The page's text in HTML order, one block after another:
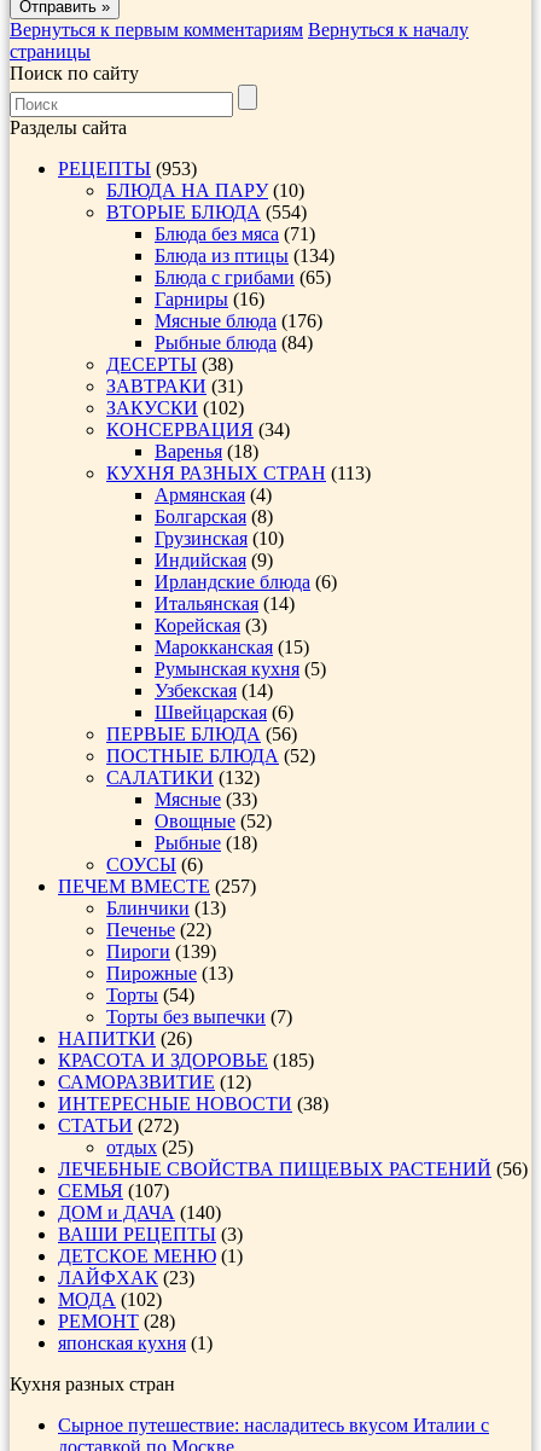
Вернуться к первым комментариям Вернуться к началу
страницы
Поиск по сайту
Разделы сайта
РЕЦЕПТЫ (953)
БЛЮДА НА ПАРУ(10)
ВТОРЫЕ БЛЮДА (554)
Блюда без мяса (71)
Блюда из птицы (134)
Блюда с грибами (65)
Гарниры (16)
Мясные блюда (176)
Рыбные блюда (84)
ДЕСЕРТЫ (38)
ЗАВТРАКИ (31)
ЗАКУСКИ (102)
КОНСЕРВАЦИЯ (34)
Варенья (18)
КУХНЯ РАЗНЫХ СТРАН (113)
Армянская (4)
Болгарская (8)
Грузинская (10)
Индийская (9)
Ирландские блюда (6)
Итальянская (14)
Корейская (3)
Марокканская (15)
Румынская кухня (5)
Узбекская (14)
Швейцарская (6)
ПЕРВЫЕ БЛЮДА (56)
ПОСТНЫЕ БЛЮДА (52)
САЛАТИКИ (132)
Мясные (33)
Овощные (52)
Рыбные (18)
СОУСЫ (6)
ПЕЧЕМ ВМЕСТЕ (257)
Блинчики (13)
Печенье (22)
Пироги (139)
Пирожные (13)
Торты (54)
Торты без выпечки (7)
НАПИТКИ (26)
КРАСОТА И ЗДОРОВЬЕ (185)
САМОРАЗВИТИЕ (12)
ИНТЕРЕСНЫЕ НОВОСТИ (38)
СТАТЬИ (272)
отдых (25)
ЛЕЧЕБНЫЕ СВОЙСТВА ПИЩЕВЫХ РАСТЕНИЙ (56)
СЕМЬЯ (107)
ДОМ и ДАЧА (140)
ВАШИ РЕЦЕПТЫ (3)
ДЕТСКОЕ МЕНЮ (1)
ЛАЙФХАК (23)
МОДА (102)
РЕМОНТ (28)
японская кухня (1)
Кухня разных стран
Сырное путешествие: насладитесь вкусом Италии с
доставкой по Москве